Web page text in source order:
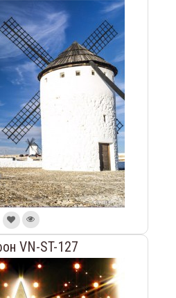
VN-ST-127